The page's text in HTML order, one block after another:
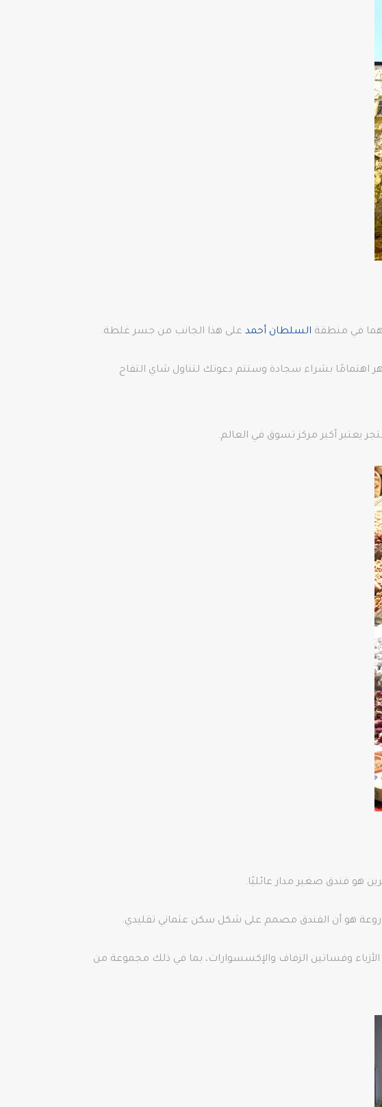
في منطقة السلطان أحمد على هذا الجانب من جسر غلطة.
اهتمامًا بشراء سجادة وستتم دعوتك لتناول شاي التفاح
هو فندق صغير مدار عائليًا.
روعة هو أن الفندق مصمم على شكل سكن عثماني تقليدي.
وفساتين الزفاف والإكسسوارات، بما في ذلك مجموعة من